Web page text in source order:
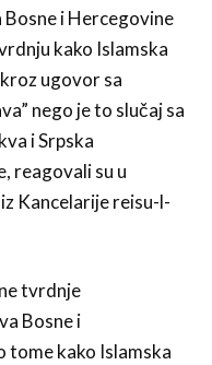
i Hercegovine
kako Islamska
ugovor sa
nego je to slučaj sa
i Srpska
reagovali su u
Kancelarije reisu-l-
tvrdnje
Bosne i
tome kako Islamska